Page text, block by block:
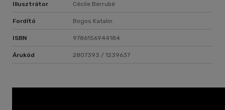
Illusztrátor Cécile Berrubé
Fordító Bogos Katalin
ISBN 9786156944184
Árukód 2807393 / 1239637